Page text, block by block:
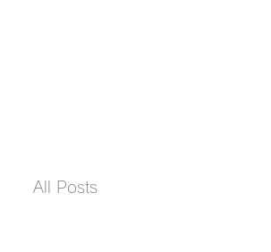
All Posts